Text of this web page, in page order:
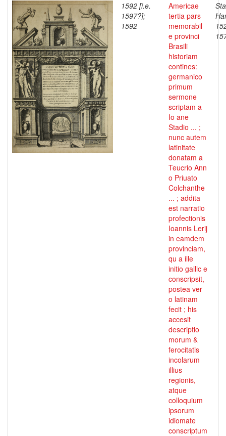
1592 [i.e.
1597?];
1592
Americae
tertia pars
memorabil
e provinci
Brasili
historiam
contines:
germanico
primum
sermone
scriptam a
Io ane
Stadio ... ;
nunc autem
latinitate
donatam a
Teucrio Ann
o Priuato
Colchanthe
... ; addita
est narratio
profectionis
Ioannis Lerij
in eamdem
provinciam,
qu a ille
initio gallic e
conscripsit,
postea ver
o latinam
fecit ; his
accesit
descriptio
morum &
ferocitatis
incolarum
illius
regionis,
atque
colloquium
ipsorum
idiomate
conscriptum